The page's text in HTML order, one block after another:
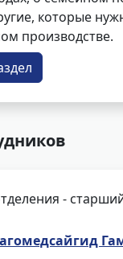
которые
производстве.
-